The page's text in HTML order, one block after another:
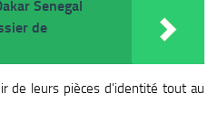
Senegal
de
de leurs pièces d’identité tout au